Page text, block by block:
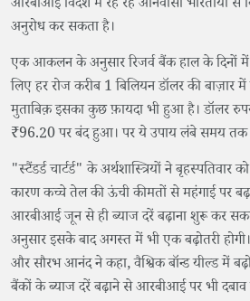
आरबीआई विदेश में रह रहे अनिवासी भारतीयों से
अनुरोध कर सकता है।
एक आकलन के अनुसार रिजर्व बैंक हाल के दिनों में
लिए हर रोज करीब 1 बिलियन डॉलर की बाज़ार में
मुताबिक़ इसका कुछ फ़ायदा भी हुआ है। डॉलर
₹96.20 पर बंद हुआ। पर ये उपाय लंबे समय तक
"स्टैंडर्ड चार्टर्ड" के अर्थशास्त्रियों ने
कारण कच्चे तेल की ऊंची कीमतों से महंगाई पर
आरबीआई जून से ही ब्याज दरें बढ़ाना शुरू कर
अनुसार इसके बाद अगस्त में भी एक बढ़ोतरी
और सौरभ आनंद ने कहा, वैश्विक बॉन्ड यील्ड में
बैंकों के ब्याज दरें बढ़ाने से आरबीआई पर भी दबाव